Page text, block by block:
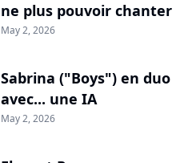
ne plus pouvoir chanter
May 2, 2026
Sabrina ("Boys") en duo
avec... une IA
May 2, 2026